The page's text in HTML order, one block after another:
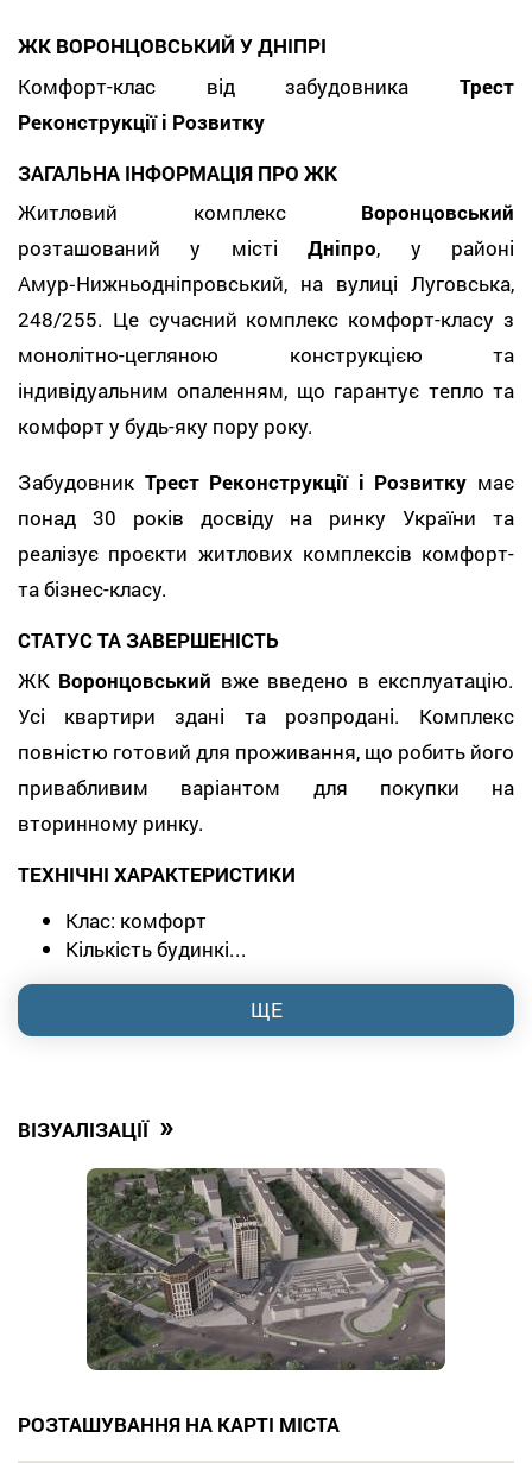
ЖК ВОРОНЦОВСЬКИЙ У ДНІПРІ
Комфорт-клас від забудовника Трест
Реконструкції і Розвитку
ЗАГАЛЬНА ІНФОРМАЦІЯ ПРО ЖК
Житловий комплекс Воронцовський
розташований у містіДніпро, у районі
Амур‑Нижньодніпровський, на вулиці Луговська,
248/255. Це сучасний комплекс комфорт-класу з
монолітно-цегляною конструкцією та
індивідуальним опаленням, що гарантує тепло та
комфорт у будь-яку пору року.
Забудовник Трест Реконструкції і Розвитку має
понад 30 років досвіду на ринку України та
реалізує проєкти житлових комплексів комфорт-
та бізнес-класу.
СТАТУС ТА ЗАВЕРШЕНІСТЬ
ЖК Воронцовський вже введено в експлуатацію.
Усі квартири здані та розпродані. Комплекс
повністю готовий для проживання, що робить його
привабливим варіантом для покупки на
вторинному ринку.
ТЕХНІЧНІ ХАРАКТЕРИСТИКИ
Клас: комфорт
Кількість будинкі...
ЩЕ
ВІЗУАЛІЗАЦІЇ »
РОЗТАШУВАННЯ НА КАРТІ МІСТА